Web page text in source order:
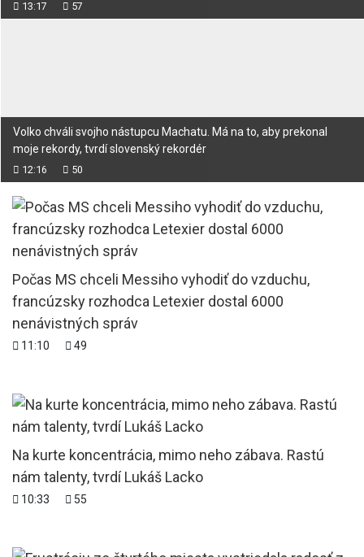
13:17 57
Volko chváli svojho nástupcu Machatu. Má na to, aby prekonal
moje rekordy, tvrdí slovenský rekordér
12:16 50
Počas MS chceli Messiho vyhodiť do vzduchu,
francúzsky rozhodca Letexier dostal 6000
nenávistných správ
11:10 49
Na kurte koncentrácia, mimo neho zábava. Rastú
nám talenty, tvrdí Lukáš Lacko
10:33 55